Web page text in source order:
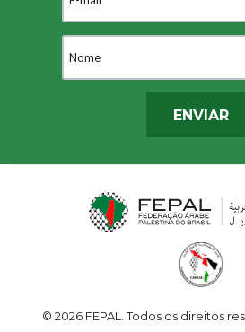
ENVIAR
© 2026 FEPAL. Todos os direitos